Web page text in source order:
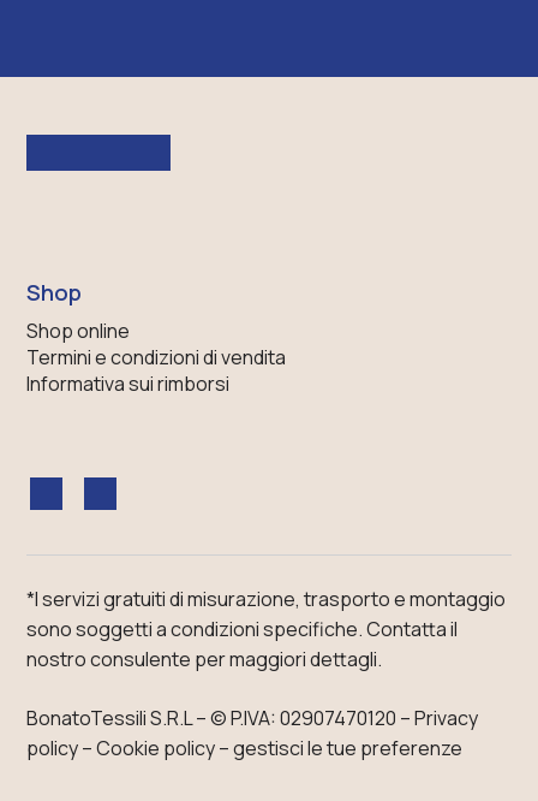
Shop
Shop online
Termini e condizioni di vendita
Informativa sui rimborsi
*I servizi gratuiti di misurazione, trasporto e montaggio
sono soggetti a condizioni specifiche.Contatta il
nostro consulente per maggiori dettagli.
BonatoTessili S.R.L – ©P.IVA: 02907470120 –Privacy
policy–Cookie policy – gestisci le tue preferenze